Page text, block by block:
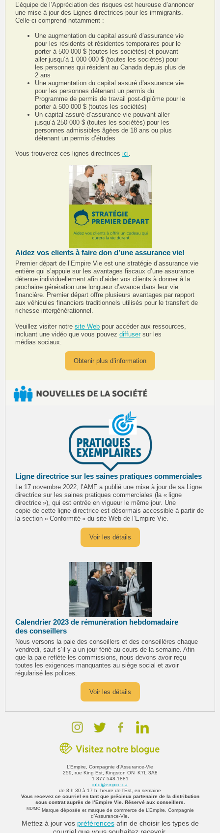
L’équipe de l’Appréciation des risques est heureuse d’annoncer
une mise à jour des Lignes directrices pour les immigrants.
Celle‑ci comprend notamment :
Une augmentation du capital assuré d’assurance vie
pour les résidents et résidentes temporaires pour le
porter à 500 000 $ (toutes les sociétés) et pouvant
aller jusqu’à 1 000 000 $ (toutes les sociétés) pour
les personnes qui résident au Canada depuis plus de
2 ans
Une augmentation du capital assuré d’assurance vie
pour les personnes détenant un permis du
Programme de permis de travail post‑diplôme pour le
porter à 500 000 $ (toutes les sociétés)
Un capital assuré d’assurance vie pouvant aller
jusqu’à 250 000 $ (toutes les sociétés) pour les
personnes admissibles âgées de 18 ans ou plus
détenant un permis d’études
Vous trouverez ces lignes directrices ici
Aidez vos clients à faire don d’une assurance vie!
Premier départ de l’Empire Vie est une stratégie d’assurance vie
entière qui s’appuie sur les avantages fiscaux d’une assurance
détenue individuellement afin d’aider vos clients à donner à la
prochaine génération une longueur d’avance dans leur vie
financière. Premier départ offre plusieurs avantages par rapport
aux véhicules financiers traditionnels utilisés pour le transfert de
richesse intergénérationnel.
Veuillez visiter notre site Web pour accéder aux ressources,
incluant une vidéo que vous pouvez diffuser sur les
médias sociaux.
Obtenir plus d’information
Ligne directrice sur les saines pratiques commerciales
Le 17 novembre 2022, l’AMF a publié une mise à jour de sa Ligne
directrice sur les saines pratiques commerciales (la « ligne
directrice »), qui est entrée en vigueur le même jour. Une
copie de cette ligne directrice est désormais accessible à partir de
la section « Conformité » du site Web de l’Empire Vie.
Voir les détails
Calendrier 2023 de rémunération hebdomadaire
des conseillers
Nous versons la paie des conseillers et des conseillères chaque
vendredi, sauf s’il y a un jour férié au cours de la semaine. Afin
que la paie reflète les commissions, nous devons avoir reçu
toutes les exigences manquantes au siège social et avoir
régularisé les polices.
Voir les détails
L’Empire, Compagnie d’Assurance-Vie
259, rue King Est, Kingston ON K7L 3A8
1 877 548-1881
info@empire.ca
de 8 h 30 à 17 h, heure de l’Est, en semaine
Vous recevez ce courriel en tant que précieux partenaire de la distribution
sous contrat auprès de l’Empire Vie. Réservé aux conseillers.
MD/MCMarque déposée et marque de commerce de L’Empire, Compagnie
d’Assurance-Vie.
Mettez à jour vos préférencesafin de choisir les types de